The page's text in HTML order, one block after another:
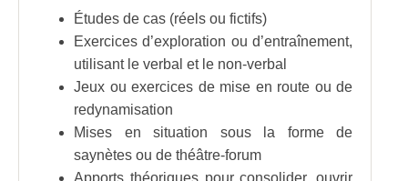
Études de cas (réels ou fictifs)
Exercices d’exploration ou d’entraînement,
utilisant le verbal et le non-verbal
Jeux ou exercices de mise en route ou de
redynamisation
Mises en situation sous la forme de
saynètes ou de théâtre-forum